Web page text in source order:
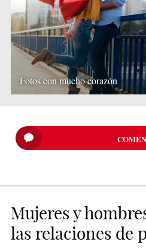
Fotos con mucho corazón
Mujeres y
las relaciones de